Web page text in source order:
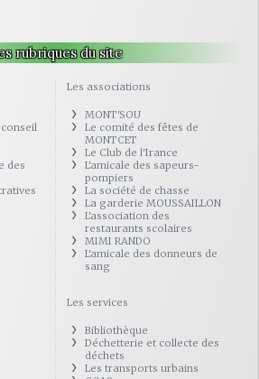
rubriques du site
des
Les associations
MONT'SOU
Le comité des fêtes de
MONTCET
Le Club de l'Irance
L'amicale des sapeurs-
pompiers
La société de chasse
La garderie MOUSSAILLON
L'association des
restaurants scolaires
MIMI RANDO
L'amicale des donneurs de
sang
Les services
Bibliothèque
Déchetterie et collecte des
déchets
Les transports urbains